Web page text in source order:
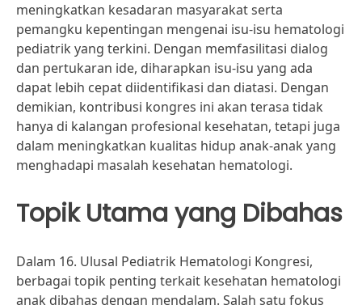
meningkatkan kesadaran masyarakat serta
pemangku kepentingan mengenai isu-isu hematologi
pediatrik yang terkini. Dengan memfasilitasi dialog
dan pertukaran ide, diharapkan isu-isu yang ada
dapat lebih cepat diidentifikasi dan diatasi. Dengan
demikian, kontribusi kongres ini akan terasa tidak
hanya di kalangan profesional kesehatan, tetapi juga
dalam meningkatkan kualitas hidup anak-anak yang
menghadapi masalah kesehatan hematologi.
Topik Utama yang Dibahas
Dalam 16. Ulusal Pediatrik Hematologi Kongresi,
berbagai topik penting terkait kesehatan hematologi
anak dibahas dengan mendalam. Salah satu fokus